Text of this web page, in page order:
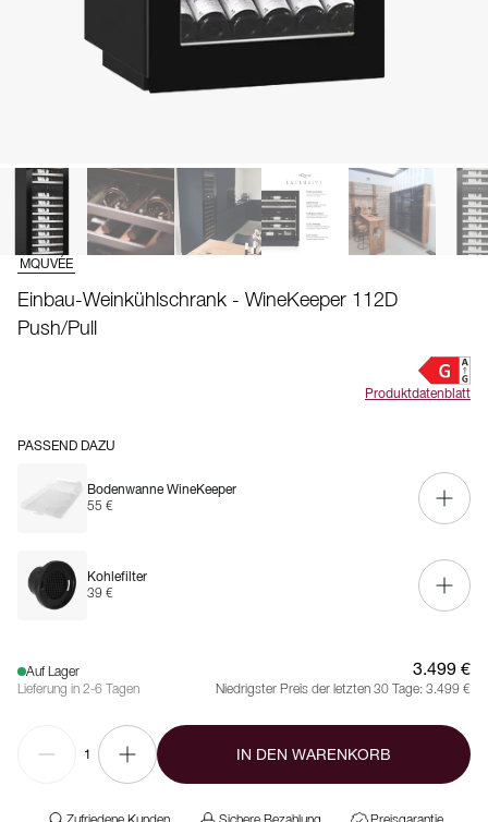
MQUVÉE
Einbau-Weinkühlschrank - WineKeeper 112D
Push/Pull
Produktdatenblatt
PASSEND DAZU
Bodenwanne WineKeeper
55 €
Kohlefilter
39 €
Auf Lager
Lieferung in 2-6 Tagen
3.499 €
Niedrigster Preis der letzten 30 Tage: 3.499 €
1 IN DEN WARENKORB